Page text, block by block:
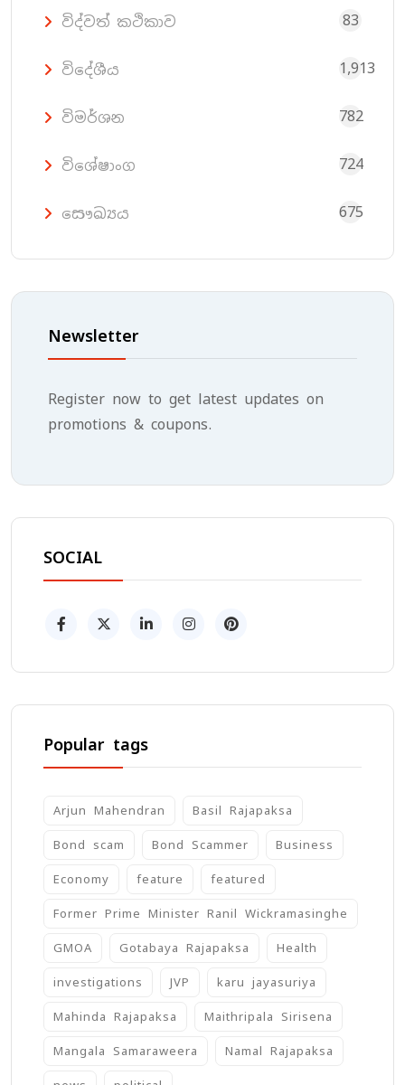
විද්වත් කථිකාව 83
විදේශීය 1,913
විමර්ශන 782
විශේෂාංග 724
සෞඛ්‍යය 675
Newsletter
Register now to get latest updates on
promotions & coupons.
SOCIAL
Popular tags
Arjun Mahendran Basil Rajapaksa
Bond scam Bond Scammer Business
Economy feature featured
Former Prime Minister Ranil Wickramasinghe
GMOA Gotabaya Rajapaksa Health
investigations JVP karu jayasuriya
Mahinda Rajapaksa Maithripala Sirisena
Mangala Samaraweera Namal Rajapaksa